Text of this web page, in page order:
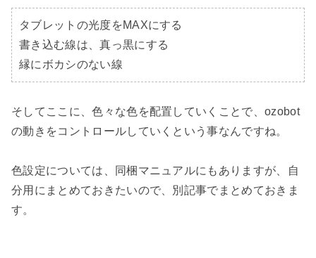
タブレットの光度をMAXにする
書き込む線は、真っ黒にする
縁にボカシのない線
そしてここに、色々な色を配置していくことで、ozobot
の動きをコントロールしていくという事なんですね。
色設定については、同梱マニュアルにもありますが、自
分用にまとめておきたいので、別記事でまとめておきま
す。